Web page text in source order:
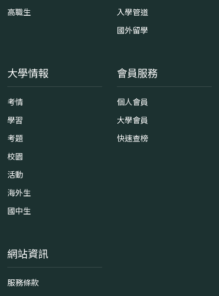
高職生
入學管道
國外留學
大學情報
考情
學習
考題
校園
活動
海外生
國中生
會員服務
個人會員
大學會員
快速查榜
網站資訊
服務條款